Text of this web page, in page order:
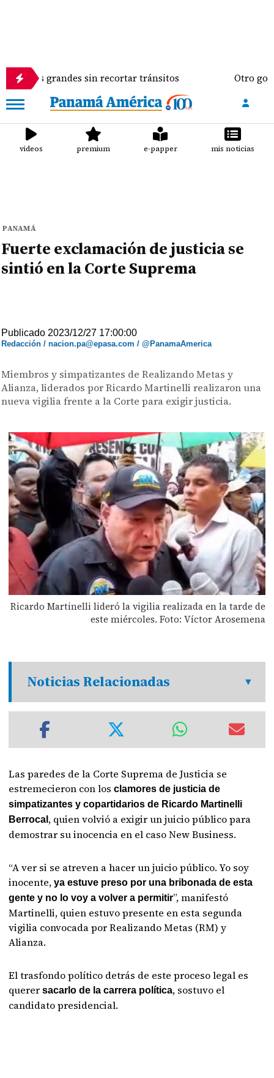
sin recortar tránsitos Otro golpe al
videos premium e-papper mis noticias
PANAMÁ
Fuerte exclamación de justicia se
sintió en la Corte Suprema
Publicado 2023/12/27 17:00:00
Redacción / nacion.pa@epasa.com / @PanamaAmerica
Miembros y simpatizantes de Realizando Metas y
Alianza, liderados por Ricardo Martinelli realizaron una
nueva vigilia frente a la Corte para exigir justicia.
Ricardo Martinelli lideró la vigilia realizada en la tarde de
este miércoles. Foto: Víctor Arosemena
Noticias Relacionadas
Las paredes de la Corte Suprema de Justicia se
estremecieron con losclamores de justicia de
simpatizantes y copartidarios de Ricardo Martinelli
Berrocal , quien volvió a exigir un juicio público para
demostrar su inocencia en el caso New Business.
“A ver si se atreven a hacer un juicio público. Yo soy
inocente,ya estuve preso por una bribonada de esta
gente y no lo voy a volver a permitir”, manifestó
Martinelli, quien estuvo presente en esta segunda
vigilia convocada por Realizando Metas (RM) y
Alianza.
El trasfondo político detrás de este proceso legal es
querer sacarlo de la carrera política, sostuvo el
candidato presidencial.